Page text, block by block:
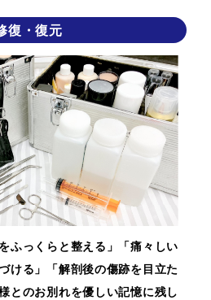
復・復元
ふっくらと整える」「痛々しい
ける」「解剖後の傷跡を目立た
とのお別れを優しい記憶に残し